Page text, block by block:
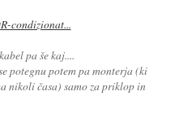
condizionat...
pa še kaj....
potegnu potem pa monterja (ki
nikoli časa) samo za priklop in